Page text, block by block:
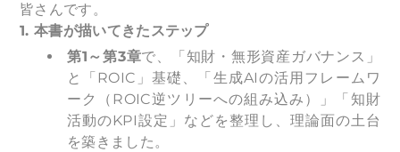
皆さんです。
1. 本書が描いてきたステップ
第1～第3章で、「知財・無形資産ガバナンス」
と「ROIC」基礎、「生成AIの活用フレームワ
ーク（ROIC逆ツリーへの組み込み）」「知財
活動のKPI設定」などを整理し、理論面の土台
を築きました。